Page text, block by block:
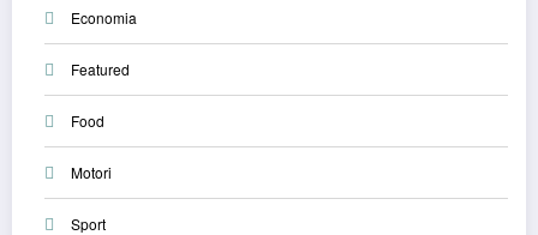
Economia
Featured
Food
Motori
Sport